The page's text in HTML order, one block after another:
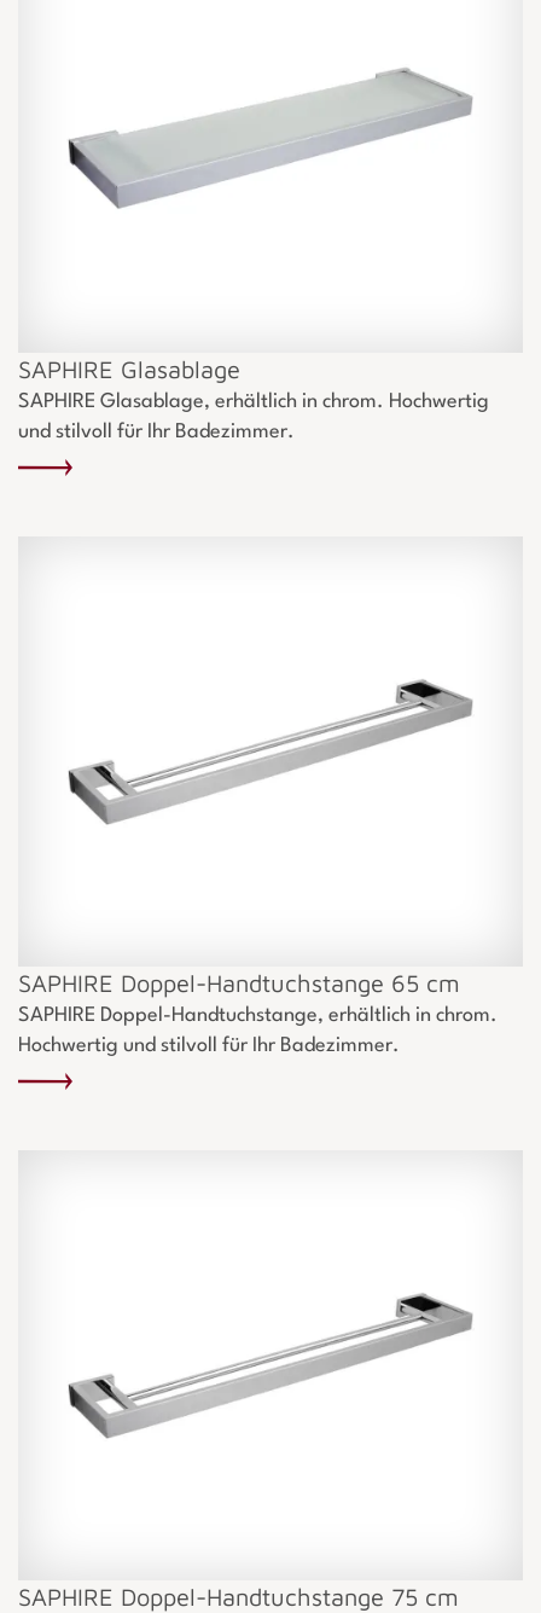
SAPHIRE Glasablage
SAPHIRE Glasablage, erhältlich in chrom. Hochwertig
und stilvoll für Ihr Badezimmer.
SAPHIRE Doppel-Handtuchstange 65 cm
SAPHIRE Doppel-Handtuchstange, erhältlich in chrom.
Hochwertig und stilvoll für Ihr Badezimmer.
SAPHIRE Doppel-Handtuchstange 75 cm